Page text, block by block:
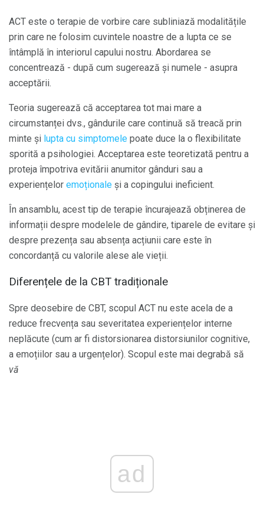
ACT este o terapie de vorbire care subliniază modalitățile
prin care ne folosim cuvintele noastre de a lupta ce se
întâmplă în interiorul capului nostru. Abordarea se
concentrează - după cum sugerează și numele - asupra
acceptării.
Teoria sugerează că acceptarea tot mai mare a
circumstanței dvs., gândurile care continuă să treacă prin
minte și lupta cu simptomele poate duce la o flexibilitate
sporită a psihologiei. Acceptarea este teoretizată pentru a
proteja împotriva evitării anumitor gânduri sau a
experiențelor emoționale și a copingului ineficient.
În ansamblu, acest tip de terapie încurajează obținerea de
informații despre modelele de gândire, tiparele de evitare și
despre prezența sau absența acțiunii care este în
concordanță cu valorile alese ale vieții.
Diferențele de la CBT tradiționale
Spre deosebire de CBT, scopul ACT nu este acela de a
reduce frecvența sau severitatea experiențelor interne
neplăcute (cum ar fi distorsionarea distorsiunilor cognitive,
a emoțiilor sau a urgențelor). Scopul este mai degrabă să
vă
ad